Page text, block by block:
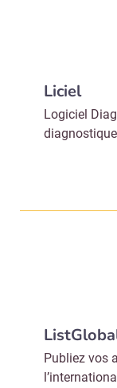
Liciel
Logiciel
Publiez vos